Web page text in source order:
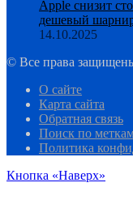
Apple снизит
дешевый
14.10.2025
© Все права
О сайте
Карта сайта
Обратная связь
Поиск по
Политика
Кнопка «Наверх»